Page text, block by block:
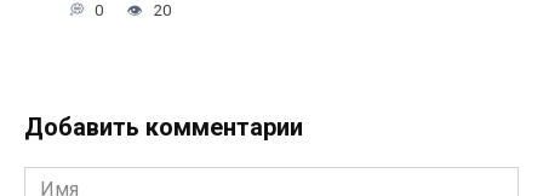
0 20
Добавить комментарии
Имя